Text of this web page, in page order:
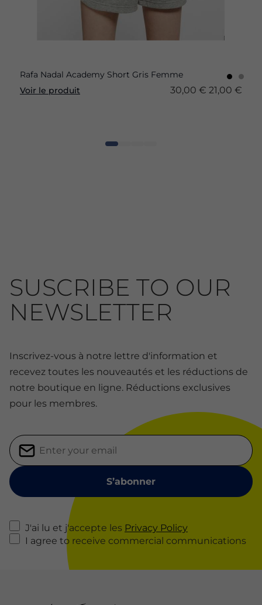
Rafa Nadal Academy Short Gris Femme
Voir le produit
30,00 € 21,00 €
SUSCRIBE TO OUR
NEWSLETTER
Inscrivez-vous à notre lettre d'information et
recevez toutes les nouveautés et les réductions de
notre boutique en ligne. Réductions exclusives
pour les membres.
J'ai lu et j'accepte les Privacy Policy
I agree to receive commercial communications